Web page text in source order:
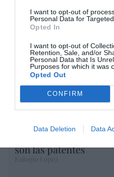
I want to opt-out of
Personal Data for
Opted In
I want to opt-out of
Retention, Sale, and/or
Personal Data that Is
Purposes for which it was
Opted Out
CONFIRM
Data Deletion Data
son las patentes